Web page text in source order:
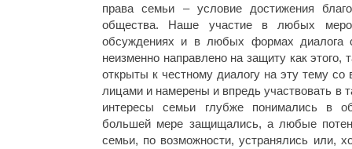
права семьи – условие достижения
общества. Наше участие в любых
обсуждениях и в любых формах диалога
неизменно направлено на защиту как
открыты к честному диалогу на эту тему со
лицами и намерены и впредь участвовать в
интересы семьи глубже понимались в
большей мере защищались, а любые
семьи, по возможности, устранялись или,